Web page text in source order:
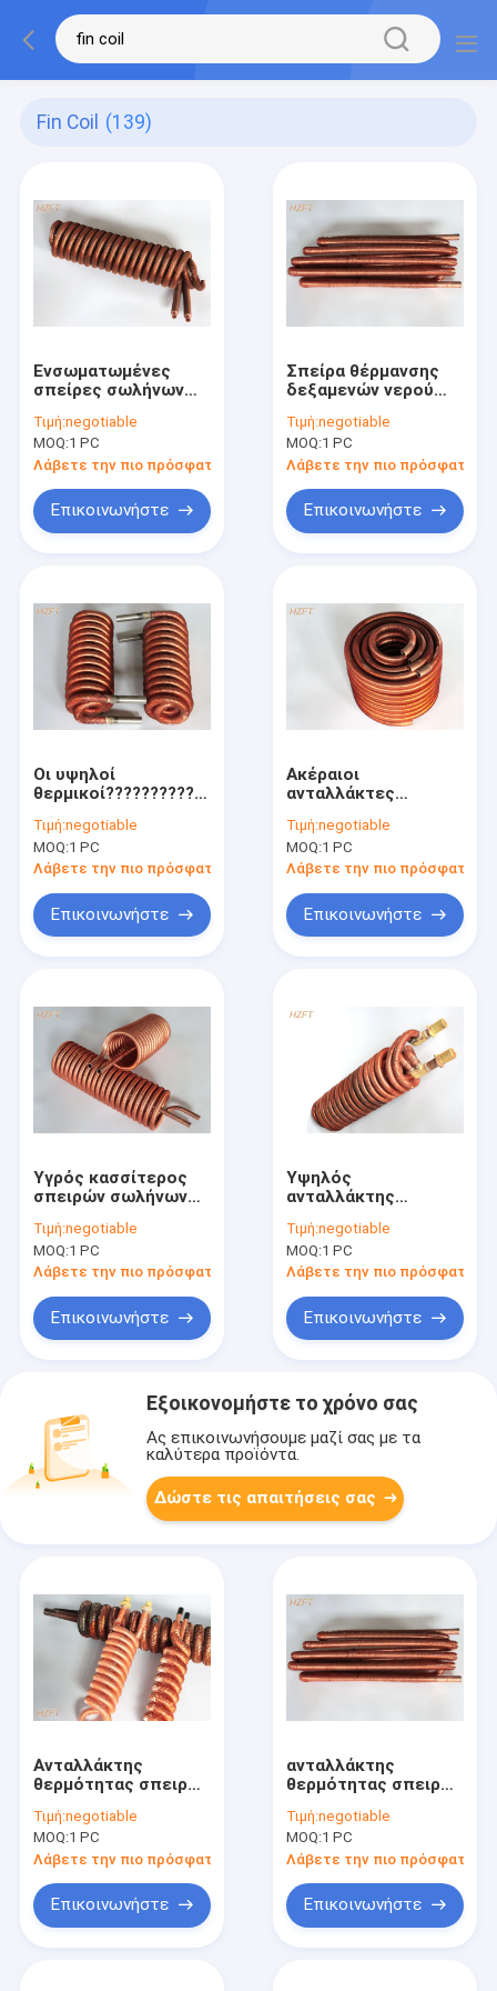
Fin Coil (139)
Ενσωματωμένες
σπείρες σωλήνων
σπείρες για τους
θερμοσίφωνες
Tankless
Τιμή:negotiable
MOQ:1 PC
Λάβετε την πιο πρόσφατη τιμή
Επικοινωνήστε
Σπείρα θέρμανσης
δεξαμενών νερού
ηλιακά συστήματα,
σπειροειδής σπείρα
πτερυγίων
Τιμή:negotiable
MOQ:1 PC
Λάβετε την πιο πρόσφατη
Επικοινωνήστε
Οι υψηλοί
θερμικοί??????????
θερμότητας σπειρών
για τα καύσιμα
δηλητηριάζουν με
συμπυκνωτές,
μονάδα σπειρών
Τιμή:negotiable
MOQ:1 PC
Λάβετε την πιο πρόσφατη τιμή
Επικοινωνήστε
Ακέραιοι
ανταλλάκτες
σπείρα
Τιμή:negotiable
MOQ:1 PC
Λάβετε την πιο πρόσφατη
Επικοινωνήστε
Υγρός κασσίτερος
σπειρών σωλήνων
ψύξης και
θερμότητας που
καλύπτει
Τιμή:negotiable
MOQ:1 PC
Λάβετε την πιο πρόσφατη τιμή
Επικοινωνήστε
Υψηλός
ανταλλάκτης
πτερυγίων για τις
υδραντλίες στις
εφαρμογές
Τιμή:negotiable
MOQ:1 PC
Λάβετε την πιο πρόσφατη
Επικοινωνήστε
Εξοικονομήστε το χρόνο σας
Ας επικοινωνήσουμε μαζί σας με τα
καλύτερα προϊόντα.
Δώστε τις απαιτήσεις σας
Ανταλλάκτης
θερμότητας σπειρών
χαλκού του ISO στο
συμπυκνωτή ψύξης/
τον εξατμιστήρα
ψύξης
Τιμή:negotiable
MOQ:1 PC
Λάβετε την πιο πρόσφατη τιμή
Επικοινωνήστε
ανταλλάκτης
θερμότητας σπειρών
τοίχων πτερυγίων
1mm με το υλικό
C12000/C12200
Τιμή:negotiable
MOQ:1 PC
Λάβετε την πιο πρόσφατη
Επικοινωνήστε